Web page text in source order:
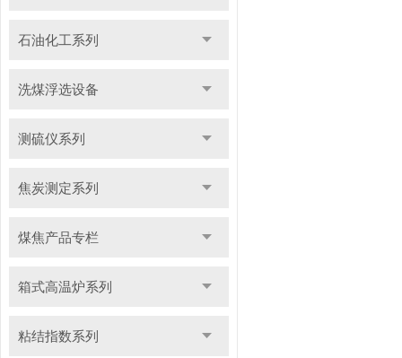
石油化工系列
洗煤浮选设备
测硫仪系列
焦炭测定系列
煤焦产品专栏
箱式高温炉系列
粘结指数系列